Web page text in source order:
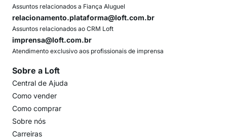
Assuntos relacionados a Fiança Aluguel
relacionamento.plataforma@loft.com.br
Assuntos relacionados ao CRM Loft
imprensa@loft.com.br
Atendimento exclusivo aos profissionais de imprensa
Sobre a Loft
Central de Ajuda
Como vender
Como comprar
Sobre nós
Carreiras